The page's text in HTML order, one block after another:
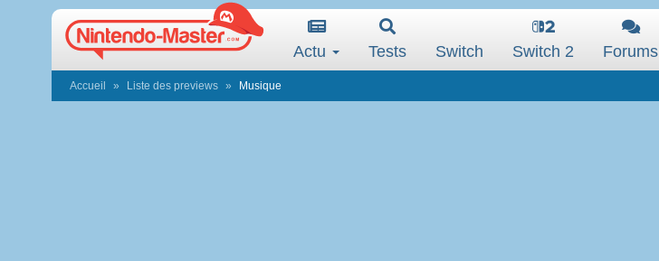
Actu Tests Switch Switch 2 Forums
Accueil Liste des previews Musique